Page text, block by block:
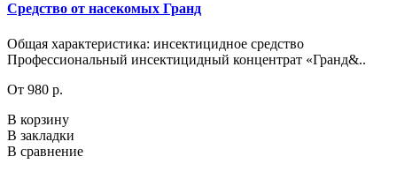
Средство от насекомых Гранд
Общая характеристика: инсектицидное средство
Профессиональный инсектицидный концентрат «Гранд&..
От 980 р.
В корзину
В закладки
В сравнение